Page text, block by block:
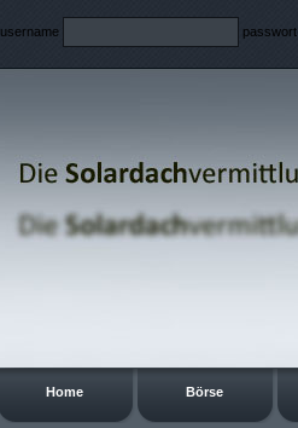
username passwort
Home Börse